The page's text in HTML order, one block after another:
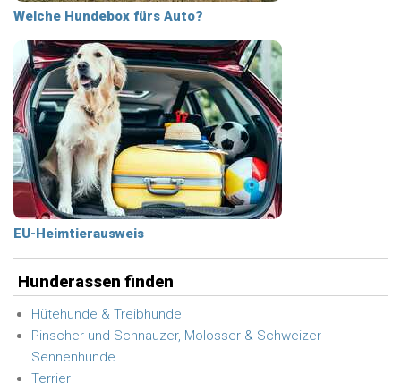
Welche Hundebox fürs Auto?
EU-Heimtierausweis
Hunderassen finden
Hütehunde & Treibhunde
Pinscher und Schnauzer, Molosser & Schweizer
Sennenhunde
Terrier